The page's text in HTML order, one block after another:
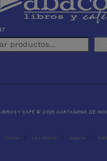
Y CAFÉ © 2025 CARTAGENA DE
Tienda La Librería Galería Café